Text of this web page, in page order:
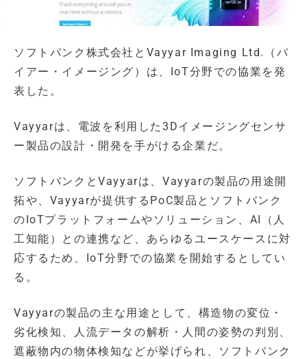
ソフトバンク株式会社とVayyar Imaging Ltd.（バ
イアー・イメージング）は、IoT分野での協業を発
表した。
Vayyarは、電波を利用した3Dイメージングセンサ
ー製品の設計・開発を手がける企業だ。
ソフトバンクとVayyarは、Vayyarの製品の用途開
拓や、Vayyarが提供するPoC製品とソフトバンク
のIoTプラットフォームやソリューション、AI（人
工知能）との連携など、あらゆるユースケースに対
応するため、IoT分野での協業を開始するとしてい
る。
Vayyarの製品の主な用途として、構造物の変位・
劣化検知、人流データの解析・人間の姿勢の判別、
遮蔽物内の物体検知などが挙げられ、ソフトバンク